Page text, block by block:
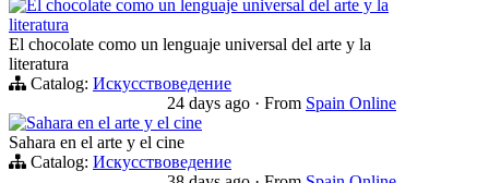
El chocolate como un lenguaje universal del arte y la
literatura
El chocolate como un lenguaje universal del arte y la
literatura
Catalog: Искусствоведение
24 days ago · From Spain Online
Sahara en el arte y el cine
Sahara en el arte y el cine
Catalog: Искусствоведение